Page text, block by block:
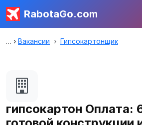
RabotaGo.com
Вакансии Гипсокартонщик
гипсокартон Оплата: